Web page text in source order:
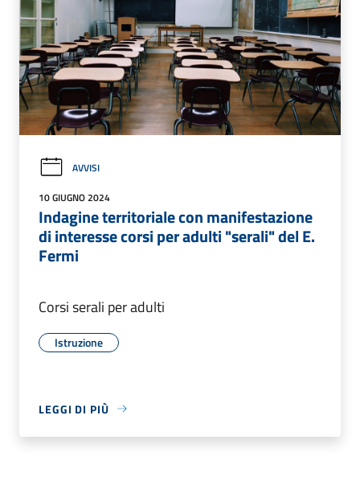
AVVISI
10 GIUGNO 2024
Indagine territoriale con manifestazione
di interesse corsi per adulti "serali" del E.
Fermi
Corsi serali per adulti
Istruzione
LEGGI DI PIÙ